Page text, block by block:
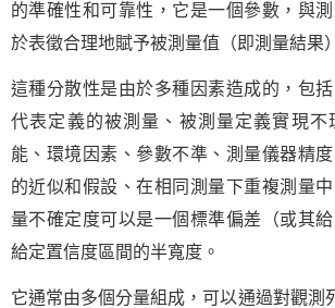
的準確性和可靠性，它是一個參數，與
於表徵合理地賦予被測量值（即測量結果
這種分散性是由於多種因素造成的，包
代表定義的被測量、被測量定義實現不
能、環境因素、參數不準、測量儀器精
的近似和假設、在相同測量下重複測量
量不確定度可以是一個標準偏差（或其
給定置信度區間的半寬度。
它通常由多個分量組成，可以通過對觀測